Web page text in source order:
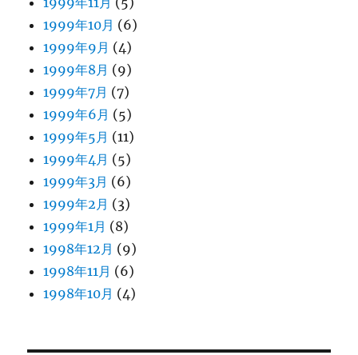
1999年10月 (6)
1999年9月 (4)
1999年8月 (9)
1999年7月 (7)
1999年6月 (5)
1999年5月 (11)
1999年4月 (5)
1999年3月 (6)
1999年2月 (3)
1999年1月 (8)
1998年12月 (9)
1998年11月 (6)
1998年10月 (4)